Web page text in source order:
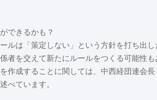
できるかも？
ルは「策定しない」という方針を打ち出
者を交えて新たにルールをつくる可能性も
作成することに関しては、中西経団連会
べています。